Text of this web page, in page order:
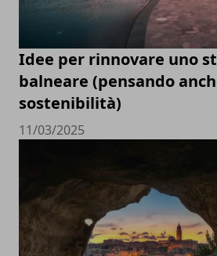
Idee per rinnovare uno
balneare (pensando
sostenibilità)
11/03/2025